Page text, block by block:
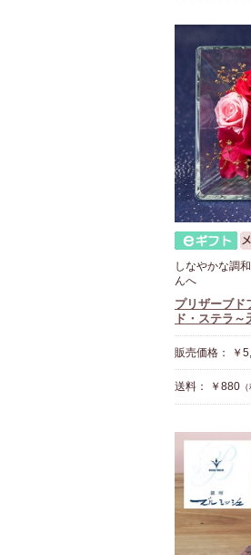
しなやかな調
んへ
プリザーブド
ド・ステラ～
販売価格： ￥
送料： ￥880